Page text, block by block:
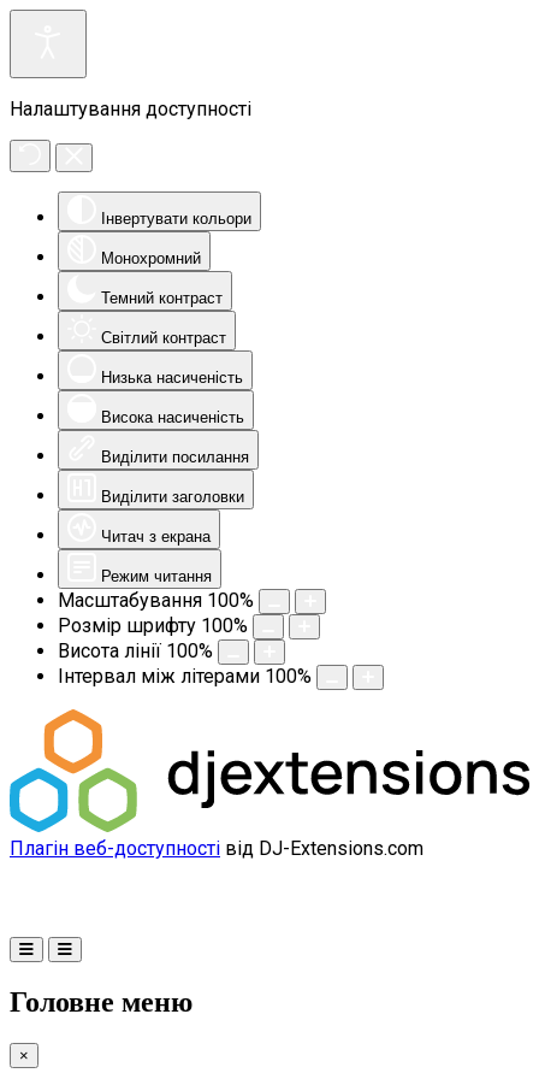
Налаштування доступності
Інвертувати кольори
Монохромний
Темний контраст
Світлий контраст
Низька насиченість
Висока насиченість
Виділити посилання
Виділити заголовки
Читач з екрана
Режим читання
Масштабування 100%
Розмір шрифту 100%
Висота лінії 100%
Інтервал між літерами 100%
Плагін веб-доступності від DJ-Extensions.com
Головне меню
×